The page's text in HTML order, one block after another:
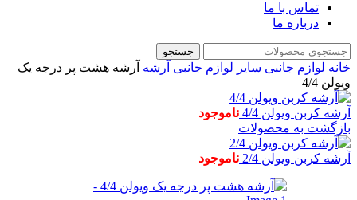
تماس با ما
درباره ما
جستجو
خانه لوازم جانبی سایر لوازم جانبی آرشه آرشه هشت پر درجه یک
ویولن 4/4
آرشه کربن ویولن 4/4
ناموجود
بازگشت به محصولات
آرشه کربن ویولن 2/4 ناموجود